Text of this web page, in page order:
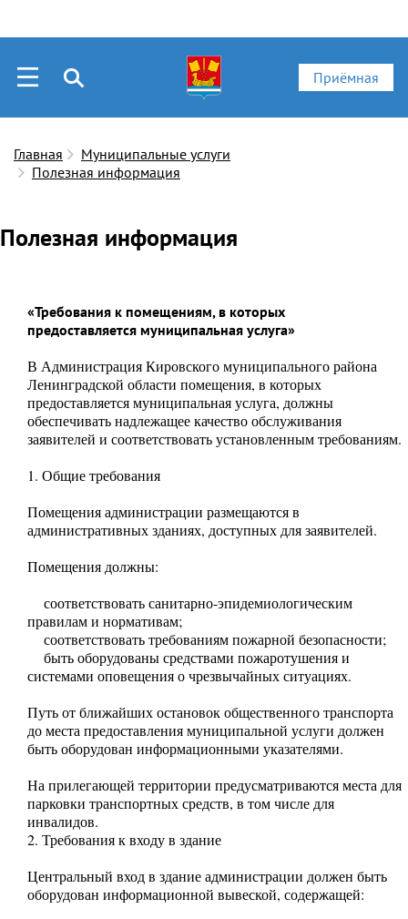
Приёмная
Главная
Муниципальные услуги
Полезная информация
Полезная информация
«Требования к помещениям, в которых
предоставляется муниципальная услуга»
В Администрация Кировского муниципального района
Ленинградской области помещения, в которых
предоставляется муниципальная услуга, должны
обеспечивать надлежащее качество обслуживания
заявителей и соответствовать установленным требованиям.
1. Общие требования
Помещения администрации размещаются в
административных зданиях, доступных для заявителей.
Помещения должны:
соответствовать санитарно-эпидемиологическим
правилам и нормативам;
соответствовать требованиям пожарной безопасности;
быть оборудованы средствами пожаротушения и
системами оповещения о чрезвычайных ситуациях.
Путь от ближайших остановок общественного транспорта
до места предоставления муниципальной услуги должен
быть оборудован информационными указателями.
На прилегающей территории предусматриваются места для
парковки транспортных средств, в том числе для
инвалидов.
2. Требования к входу в здание
Центральный вход в здание администрации должен быть
оборудован информационной вывеской, содержащей: